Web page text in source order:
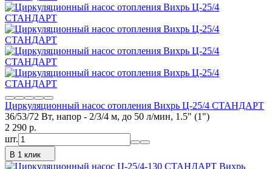
Циркуляционный насос отопления Вихрь Ц-25/4 СТАНДАРТ
36/53/72 Вт, напор - 2/3/4 м, до 50 л/мин, 1.5" (1")
2 290 p.
шт.
В 1 клик